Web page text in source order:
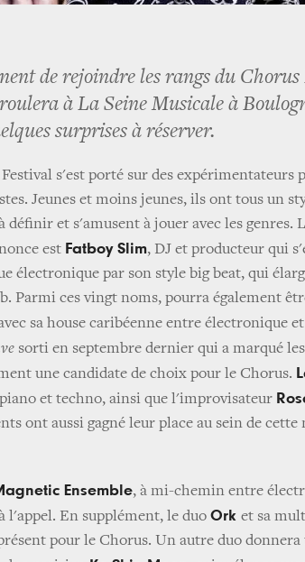
de rejoindre les rangs du Chorus
à La Seine Musicale à
surprises à réserver.
s'est porté sur des expérimentateurs
Jeunes et moins jeunes, ils ont tous un
et s'amusent à jouer avec les genres.
est Fatboy Slim, DJ et producteur qui
électronique par son style big beat, qui
Parmi ces vingt noms, pourra également
sa house caribéenne entre électronique
sorti en septembre dernier qui a marqué
une candidate de choix pour le Chorus.
et techno, ainsi que l'improvisateur
ont aussi gagné leur place au sein de cette
Ensemble, à mi-chemin entre
l'appel. En supplément, le duo Ork et sa
pour le Chorus. Un autre duo donnera